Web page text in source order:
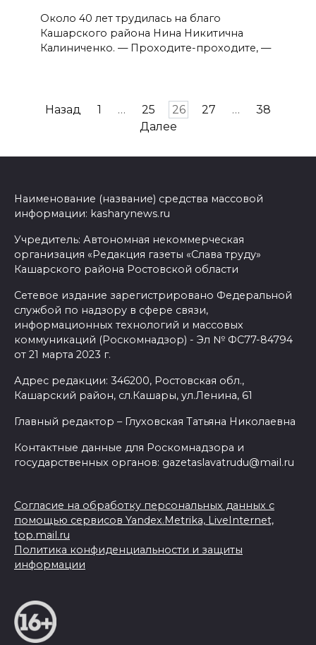
Около 40 лет трудилась на благо
Кашарского района Нина Никитична
Калиниченко. — Проходите-проходите, —
Пагинация
Назад 1 … 25 26 27 …
38
Далее
Наименование (название) средства массовой
информации: kasharynews.ru
Учредитель: Автономная некоммерческая
организация «Редакция газеты «Слава труду»
Кашарского района Ростовской области
Сетевое издание зарегистрировано Федеральной
службой по надзору в сфере связи,
информационных технологий и массовых
коммуникаций (Роскомнадзор) - Эл № ФС77-84794
от 21 марта 2023 г.
Адрес редакции: 346200, Ростовская обл.,
Кашарский район, сл.Кашары, ул.Ленина, 61
Главный редактор – Глуховская Татьяна Николаевна
Контактные данные для Роскомнадзора и
государственных органов: gazetaslavatrudu@mail.ru
Согласие на обработку персональных данных с
помощью сервисов Yandex.Metrika, LiveInternet,
top.mail.ru
Политика конфиденциальности и защиты
информации